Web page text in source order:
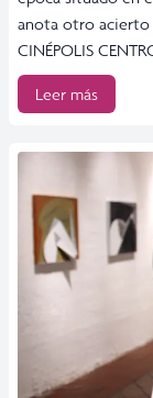
anota otro acierto
CINÉPOLIS
Leer más